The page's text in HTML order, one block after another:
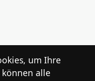
um Ihre
können alle